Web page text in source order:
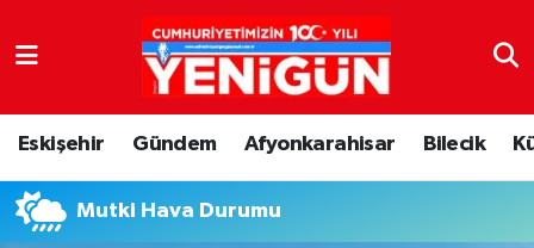
Eskişehir Gündem Afyonkarahisar Bilecik
Mutki Hava Durumu
Nöbetçi Eczaneler
Hava Durumu
Trafik Durumu